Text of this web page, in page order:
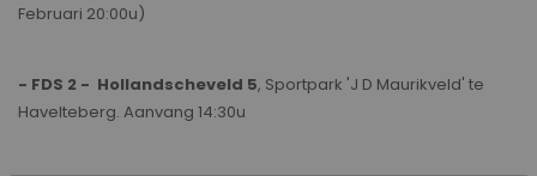
Februari 20:00u)
- FDS 2 - Hollandscheveld 5, Sportpark 'J D Maurikveld' te
Havelteberg. Aanvang 14:30u